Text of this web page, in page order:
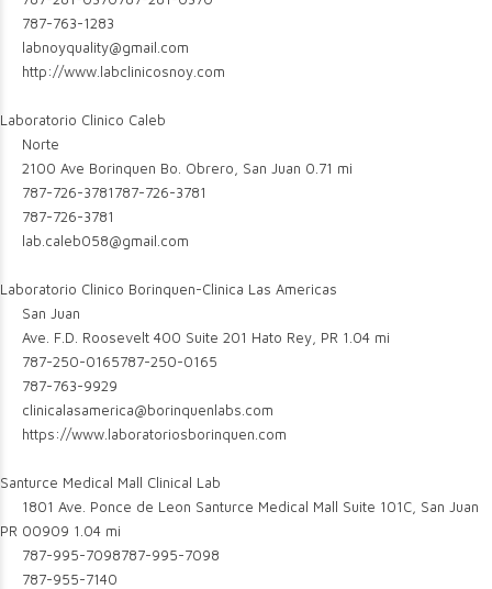
787-763-1283
labnoyquality@gmail.com
http://www.labclinicosnoy.com
Laboratorio Clinico Caleb
Norte
2100 Ave Borinquen Bo. Obrero, San Juan 0.71 mi
787-726-3781787-726-3781
787-726-3781
lab.caleb058@gmail.com
Laboratorio Clinico Borinquen-Clinica Las Americas
San Juan
Ave. F.D. Roosevelt 400 Suite 201 Hato Rey, PR 1.04 mi
787-250-0165787-250-0165
787-763-9929
clinicalasamerica@borinquenlabs.com
https://www.laboratoriosborinquen.com
Santurce Medical Mall Clinical Lab
1801 Ave. Ponce de Leon Santurce Medical Mall Suite 101C, San Juan
PR 00909 1.04 mi
787-995-7098787-995-7098
787-955-7140